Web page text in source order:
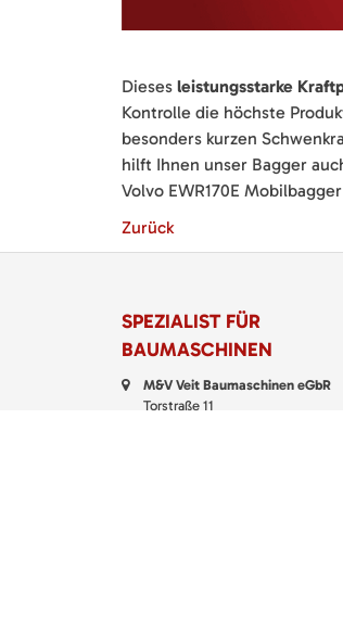
Dieses leistungsstarke
Kontrolle die höchste
besonders kurzen
hilft Ihnen unser Bagger
Volvo EWR170E
Zurück
SPEZIALIST FÜR
BAUMASCHINEN
M&V Veit Baumaschinen eGbR
Torstraße 11